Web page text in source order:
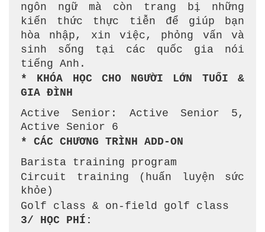
ngôn ngữ mà còn trang bị những
kiến thức thực tiễn để giúp bạn
hòa nhập, xin việc, phỏng vấn và
sinh sống tại các quốc gia nói
tiếng Anh.
* KHÓA HỌC CHO NGƯỜI LỚN TUỔI &
GIA ĐÌNH
Active Senior: Active Senior 5,
Active Senior 6
* CÁC CHƯƠNG TRÌNH ADD-ON
Barista training program
Circuit training (huấn luyện sức
khỏe)
Golf class & on-field golf class
3/ HỌC PHÍ: